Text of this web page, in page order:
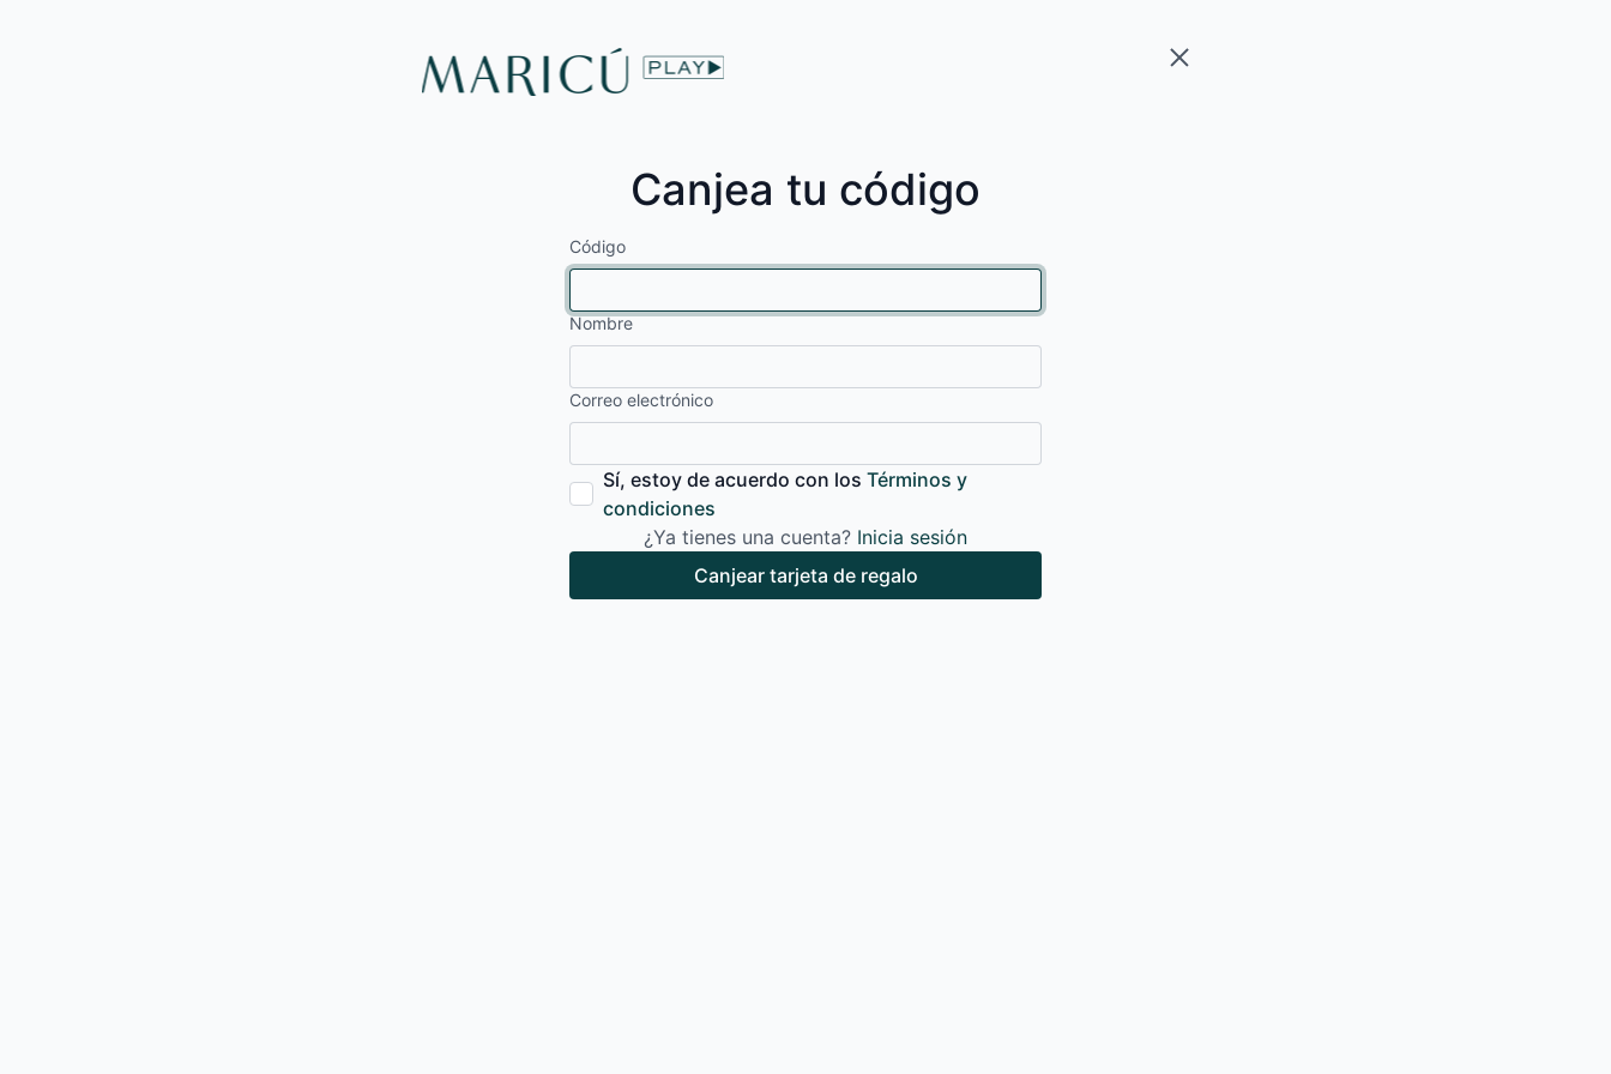
Canjea tu código
Código
Nombre
Correo electrónico
Sí, estoy de acuerdo con los Términos y
condiciones
¿Ya tienes una cuenta? Inicia sesión
Canjear tarjeta de regalo